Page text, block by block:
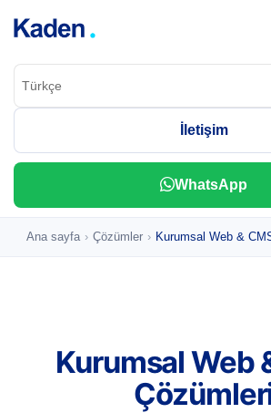
İletişim
Ana sayfa › Çözümler › Kurumsal Web &
Kurumsal Web